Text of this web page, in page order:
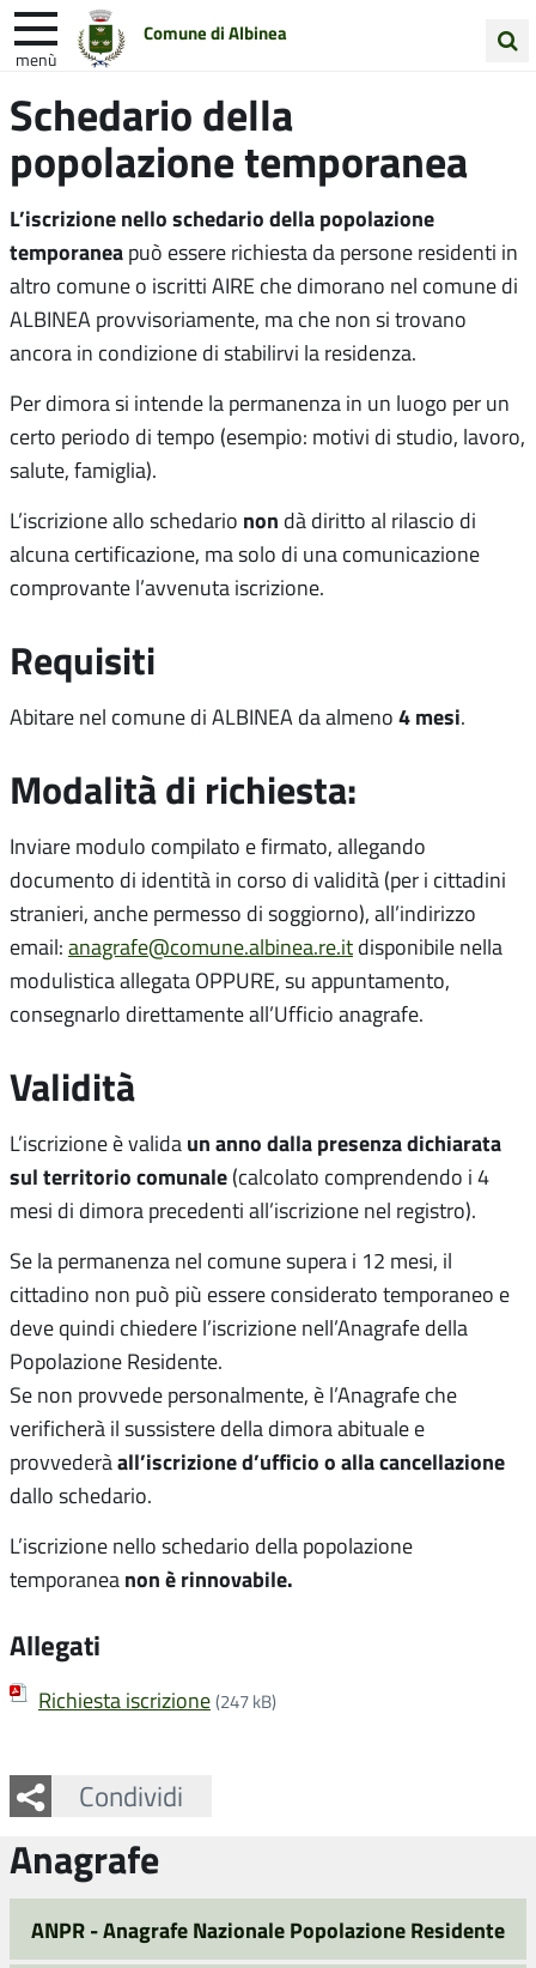
Comune di Albinea
menù
nel
sito
Entra in Comune
Unione Colline Matildiche
Schedario della
popolazione temporanea
L’iscrizione nello schedario della popolazione
temporanea può essere richiesta da persone residenti in
altro comune o iscritti AIRE che dimorano nel comune di
ALBINEA provvisoriamente, ma che non si trovano
ancora in condizione di stabilirvi la residenza.
Per dimora si intende la permanenza in un luogo per un
certo periodo di tempo (esempio: motivi di studio, lavoro,
salute, famiglia).
L’iscrizione allo schedario non dà diritto al rilascio di
alcuna certificazione, ma solo di una comunicazione
comprovante l’avvenuta iscrizione.
Requisiti
Abitare nel comune di ALBINEA da almeno 4 mesi.
Modalità di richiesta:
Inviare modulo compilato e firmato, allegando
documento di identità in corso di validità (per i cittadini
stranieri, anche permesso di soggiorno), all’indirizzo
email: anagrafe@comune.albinea.re.it disponibile nella
modulistica allegata OPPURE, su appuntamento,
consegnarlo direttamente all’Ufficio anagrafe.
Validità
L’iscrizione è valida un anno dalla presenza dichiarata
sul territorio comunale (calcolato comprendendo i 4
mesi di dimora precedenti all’iscrizione nel registro).
Se la permanenza nel comune supera i 12 mesi, il
cittadino non può più essere considerato temporaneo e
deve quindi chiedere l’iscrizione nell’Anagrafe della
Popolazione Residente.
Se non provvede personalmente, è l’Anagrafe che
verificherà il sussistere della dimora abituale e
provvederàall’iscrizione d’ufficio o alla cancellazione
dallo schedario.
L’iscrizione nello schedario della popolazione
temporanea non è rinnovabile.
Allegati
Richiesta iscrizione(247 kB)
Condividi
Facebook
Twitter
Whatsapp
Anagrafe
ANPR - Anagrafe Nazionale Popolazione Residente